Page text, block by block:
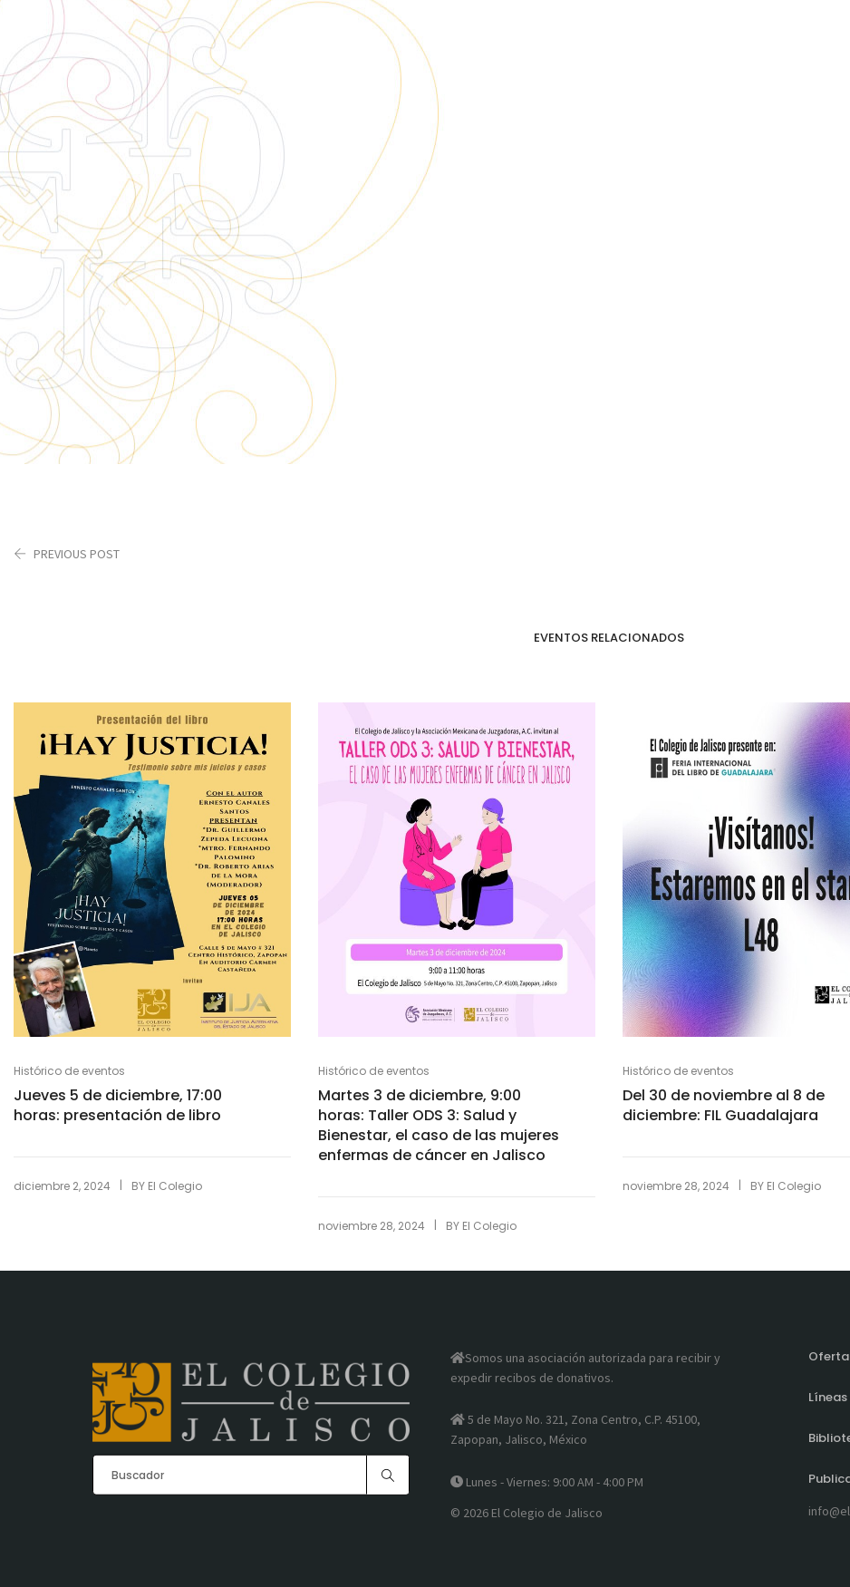
PREVIOUS POST
EVENTOS RELACIONADOS
Histórico de eventos
Jueves 5 de diciembre, 17:00
horas: presentación de libro
diciembre 2, 2024 | BY El Colegio
Histórico de eventos
Martes 3 de diciembre, 9:00
horas: Taller ODS 3: Salud y
Bienestar, el caso de las mujeres
enfermas de cáncer en Jalisco
noviembre 28, 2024 | BY El Colegio
Histórico de eventos
Del 30 de noviembre al 8 de
diciembre: FIL Guadalajara
noviembre 28, 2024 | BY El Colegio
Somos una asociación autorizada para recibir y
expedir recibos de donativos.
5 de Mayo No. 321, Zona Centro, C.P. 45100,
Zapopan, Jalisco, México
Lunes - Viernes: 9:00 AM - 4:00 PM
© 2026 El Colegio de Jalisco